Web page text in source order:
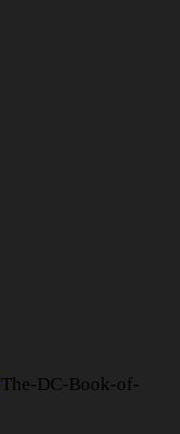
The-DC-Book-of-